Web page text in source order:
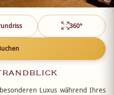
360°
Luxus während Ihres